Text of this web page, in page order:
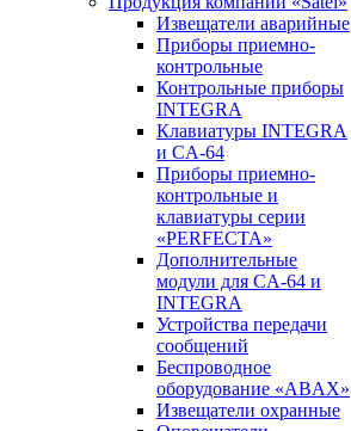
Извещатели аварийные
Приборы приемно-
контрольные
Контрольные приборы
INTEGRA
Клавиатуры INTEGRA
и CA-64
Приборы приемно-
контрольные и
клавиатуры серии
«PERFECTA»
Дополнительные
модули для CA-64 и
INTEGRA
Устройства передачи
сообщений
Беспроводное
оборудование «ABAX»
Извещатели охранные